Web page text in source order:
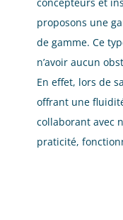
proposons une
de gamme. Ce
n’avoir aucun
En effet, lors de
offrant une
collaborant avec
praticité,